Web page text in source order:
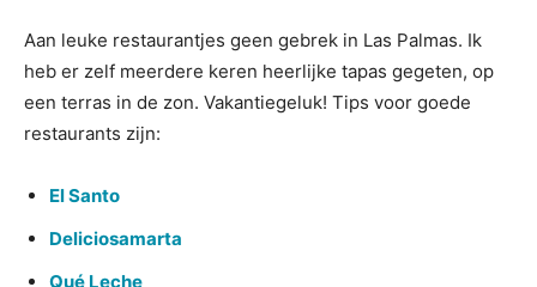
Aan leuke restaurantjes geen gebrek in Las Palmas. Ik
heb er zelf meerdere keren heerlijke tapas gegeten, op
een terras in de zon. Vakantiegeluk! Tips voor goede
restaurants zijn:
El Santo
Deliciosamarta
Qué Leche